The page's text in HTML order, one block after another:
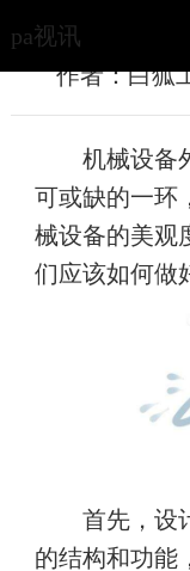
pa视讯
如何做好机
作者：白狐
机械设备
可或缺的一环
械设备的美观
们应该如何做
首先，设
的结构和功能